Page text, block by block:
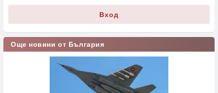
Вход
Още новини от България